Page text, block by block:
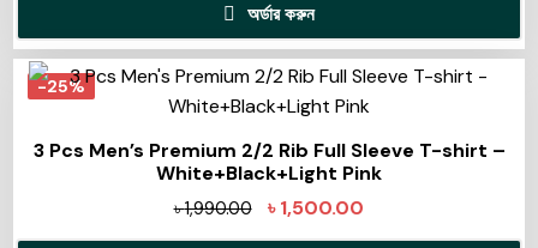
অর্ডার করুন
-25%
3 Pcs Men’s Premium 2/2 Rib Full Sleeve T-shirt –
White+Black+Light Pink
৳1,990.00 ৳1,500.00